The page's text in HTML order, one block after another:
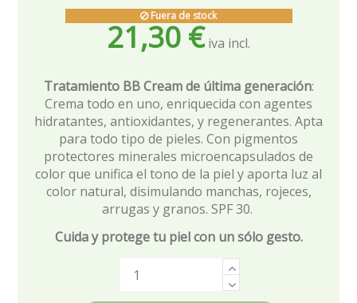
Fuera de stock
21,30 €
Tratamiento BB Cream de última generación:
Crema todo en uno, enriquecida con agentes
hidratantes, antioxidantes, y regenerantes. Apta
para todo tipo de pieles. Con pigmentos
protectores minerales microencapsulados de
color que unifica el tono de la piel y aporta luz al
color natural, disimulando manchas, rojeces,
arrugas y granos. SPF 30.
Cuida y protege tu piel con un sólo gesto.